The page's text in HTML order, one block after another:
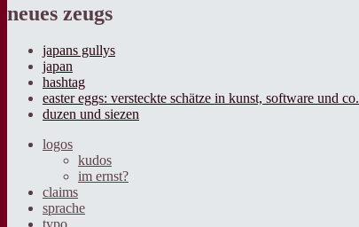
neues zeugs
japans gullys
japan
hashtag
easter eggs: versteckte schätze in kunst, software und co.
duzen und siezen
logos
kudos
im ernst?
claims
sprache